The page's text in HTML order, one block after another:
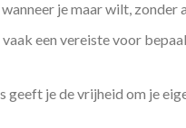
je maar wilt, zonder
een vereiste voor
geeft je de vrijheid om je